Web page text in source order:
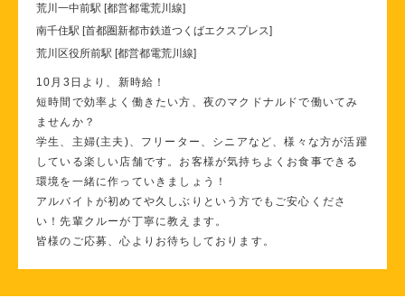
荒川一中前駅 [都営都電荒川線]
南千住駅 [首都圏新都市鉄道つくばエクスプレス]
荒川区役所前駅 [都営都電荒川線]
10月3日より、新時給！
短時間で効率よく働きたい方、夜のマクドナルドで働いてみ
ませんか？
学生、主婦(主夫)、フリーター、シニアなど、様々な方が活躍
している楽しい店舗です。お客様が気持ちよくお食事できる
環境を一緒に作っていきましょう！
アルバイトが初めてや久しぶりという方でもご安心くださ
い！先輩クルーが丁寧に教えます。
皆様のご応募、心よりお待ちしております。